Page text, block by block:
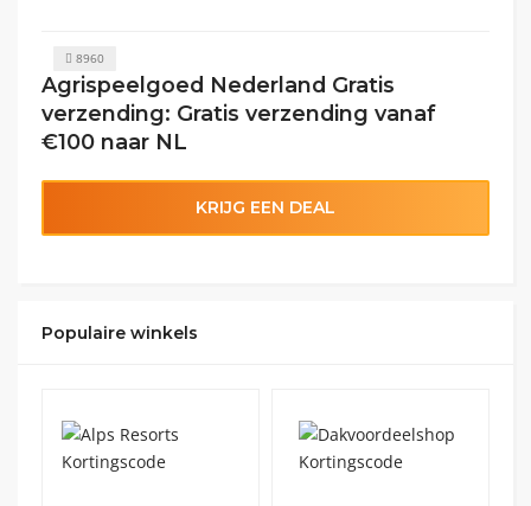
8960
Agrispeelgoed Nederland Gratis
verzending: Gratis verzending vanaf
€100 naar NL
KRIJG EEN DEAL
Populaire winkels